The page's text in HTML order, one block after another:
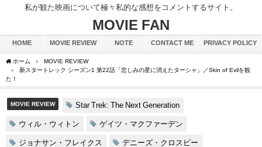
私が観た映画について極々私的な感想をコメントするサイト。
MOVIE FAN
HOME MOVIE REVIEW NOTE CONTACT ME PRIVACY POLICY
ホーム
MOVIE REVIEW
新スタートレック シーズン1 第22話「悲しみの星に消えたターシャ」／Skin of Evilを観
た！
MOVIE REVIEW Star Trek: The Next Generation
ウィル・ウィトン ゲイツ・マクファーデン
ジョナサン・フレイクス デニーズ・クロスビー